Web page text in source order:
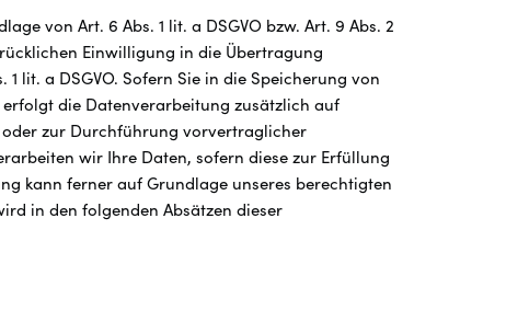
von Art. 6 Abs. 1 lit. a DSGVO bzw. Art. 9 Abs. 2
Einwilligung in die Übertragung
lit. a DSGVO. Sofern Sie in die Speicherung von
die Datenverarbeitung zusätzlich auf
oder zur Durchführung vorvertraglicher
wir Ihre Daten, sofern diese zur Erfüllung
kann ferner auf Grundlage unseres berechtigten
in den folgenden Absätzen dieser